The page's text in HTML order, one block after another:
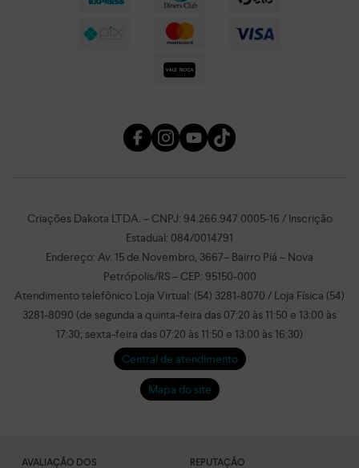
Criações Dakota LTDA. – CNPJ: 94.266.947.0005-16 / Inscrição
Estadual: 084/0014791
Endereço: Av. 15 de Novembro, 3667– Bairro Piá – Nova
Petrópolis/RS – CEP: 95150-000
Atendimento telefônico Loja Virtual: (54) 3281-8070 / Loja Física (54)
3281-8090 (de segunda a quinta-feira das 07:20 às 11:50 e 13:00 às
17:30; sexta-feira das 07:20 às 11:50 e 13:00 às 16:30)
Central de atendimento
Mapa do site
AVALIAÇÃO DOS REPUTAÇÃO